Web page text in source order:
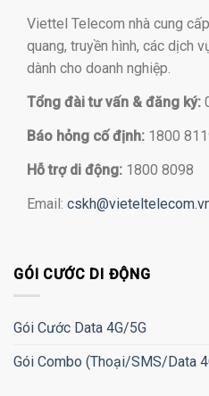
Viettel Telecom nhà cung
quang, truyền hình, các dịch
dành cho doanh nghiệp.
Tổng đài tư vấn & đăng ký:
Báo hỏng cố định: 1800
Hỗ trợ di động: 1800 8098
Email:
GÓI CƯỚC DI ĐỘNG
Gói Cước Data 4G/5G
Gói Combo (Thoại/SMS/Data